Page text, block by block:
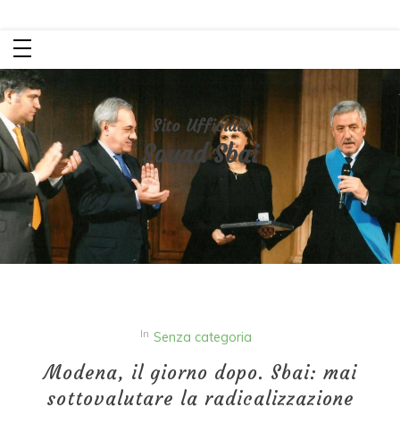
Sito Ufficiale
Souad Sbai
In Senza categoria
Modena, il giorno dopo. Sbai: mai
sottovalutare la radicalizzazione